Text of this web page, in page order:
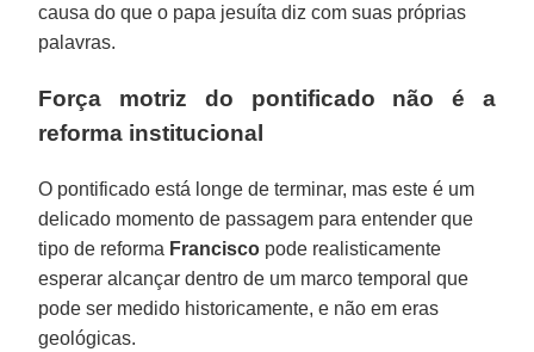
causa do que o papa jesuíta diz com suas próprias
palavras.
Força motriz do pontificado não é a
reforma institucional
O pontificado está longe de terminar, mas este é um
delicado momento de passagem para entender que
tipo de reforma Francisco pode realisticamente
esperar alcançar dentro de um marco temporal que
pode ser medido historicamente, e não em eras
geológicas.